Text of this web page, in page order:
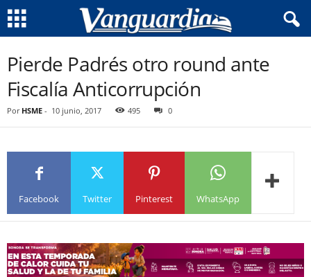
Pierde Padrés otro round ante
Fiscalía Anticorrupción
Por HSME - 10 junio, 2017 495 0
Facebook Twitter Pinterest WhatsApp